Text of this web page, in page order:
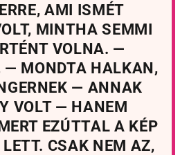
AMI ISMÉT
MINTHA SEMMI
VOLNA. —
— MONDTA HALKAN,
— ANNAK
VOLT — HANEM
EZÚTTAL A KÉP
CSAK NEM AZ,